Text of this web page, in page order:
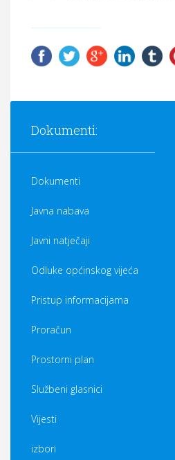
Dokumenti:
Dokumenti
Javna nabava
Javni natječaji
Odluke općinskog vijeća
Pristup informacijama
Proračun
Prostorni plan
Službeni glasnici
Vijesti
izbori